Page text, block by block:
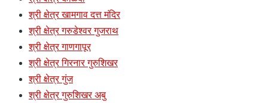
श्री क्षेत्र खामगाव दत्त मंदिर
श्री क्षेत्र गरुडेश्वर गुजराथ
श्री क्षेत्र गाणगापूर
श्री क्षेत्र गिरनार गुरुशिखर
श्री क्षेत्र गुंज
श्री क्षेत्र गुरुशिखर अबु